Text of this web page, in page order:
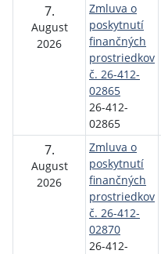
7.
August
2026
Zmluva o
poskytnutí
finančných
prostriedkov
č. 26-412-
02865
26-412-
02865
7.
August
2026
Zmluva o
poskytnutí
finančných
prostriedkov
č. 26-412-
02870
26-412-